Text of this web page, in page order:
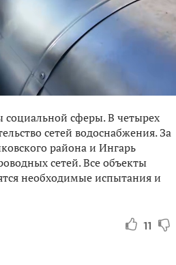
социальной сферы. В четырех
сетей водоснабжения. За
района и Ингарь
сетей. Все объекты
необходимые испытания и
11